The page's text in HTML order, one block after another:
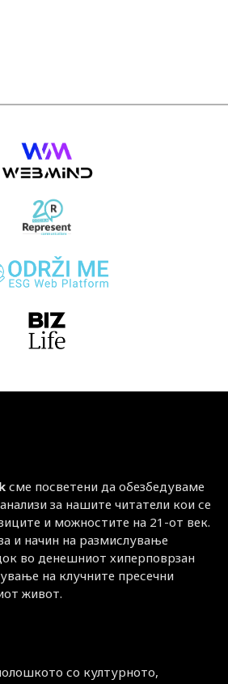
сме посветени да обезбедуваме
за нашите читатели кои се
и можностите на 21-от век.
и начин на размислување
во денешниот хиперповрзан
на клучните пресечни
живот.
со културното,